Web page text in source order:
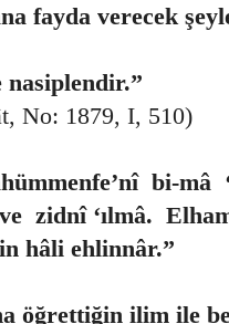
fayda verecek
No: 1879, I, 510)
bi-mâ
zidnî ‘ılmâ.
hâli ehlinnâr.”
öğrettiğin ilim ile